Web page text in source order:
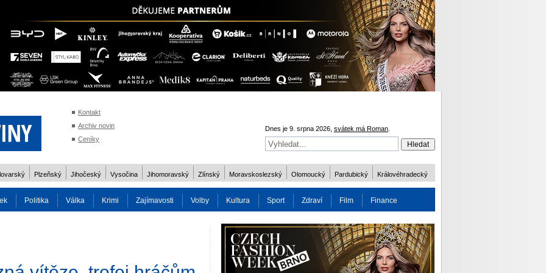
Kontakt
Archiv novin
Ceníky
Dnes je 9. srpna 2026, svátek má Roman
Plzeňský Jihočeský Vysočina Jihomoravský Zlínský Moravskoslezský Olomoucký Pardubický Královéhradecký
Politika Válka Krimi Zajímavosti Volby Kultura Sport Zdraví Film Finance
Charita Osobnost Více ODM 2016